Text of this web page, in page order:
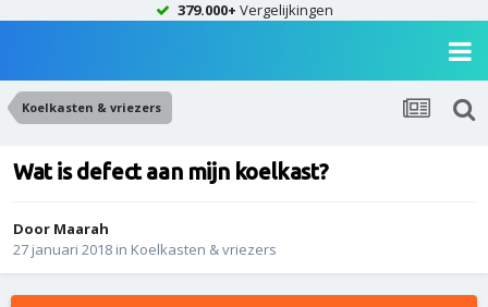
379.000+ Vergelijkingen
Koelkasten & vriezers
Wat is defect aan mijn koelkast?
Door Maarah
27 januari 2018 in Koelkasten & vriezers